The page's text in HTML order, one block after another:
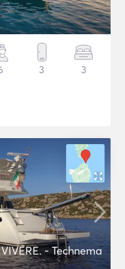
3 3
- Technema